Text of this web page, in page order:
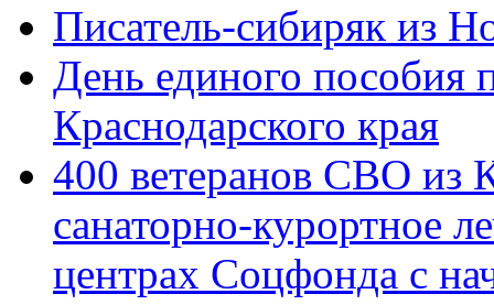
Писатель-сибиряк из
День единого пособия
Краснодарского края
400 ветеранов СВО из
санаторно-курортное
центрах Соцфонда с